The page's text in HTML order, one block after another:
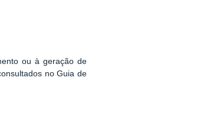
ou à geração de
no Guia de